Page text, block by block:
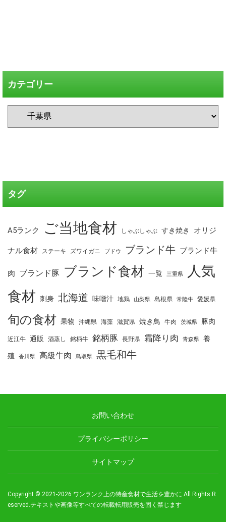
カテゴリー
タグ
A5ランク ご当地食材 しゃぶしゃぶ すき焼き オリジ
ナル食材 ステーキ ズワイガニ ブドウ ブランド牛 ブランド牛
肉 ブランド豚 ブランド食材 一覧 三重県
人気
食材 刺身 北海道 味噌汁 地鶏 山梨県 島根県 常陸牛 愛媛県
旬の食材 果物 沖縄県 海藻 滋賀県 焼き鳥 牛肉 茨城県 豚肉
近江牛 通販 酒蒸し 銘柄牛 銘柄豚 長野県 霜降り肉 青森県 養
殖 香川県 高級牛肉 鳥取県 黒毛和牛
お問い合わせ
プライバシーポリシー
サイトマップ
Copyright © 2021-2026 ワンランク上の特産食材で生活を豊かに All Rights R
eserved.テキストや画像等すべての転載転用販売を固く禁じます